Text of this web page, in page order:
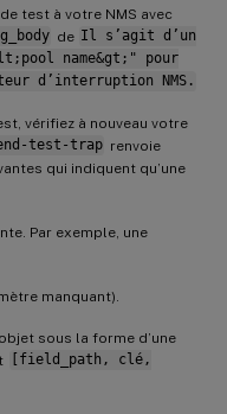
test à votre NMS avec
de Il s’agit d’un
name&gt;" pour
d’interruption NMS.
vérifiez à nouveau votre
test-trap renvoie
qui indiquent qu’une
Par exemple, une
manquant).
objet sous la forme d’une
[field_path, clé,